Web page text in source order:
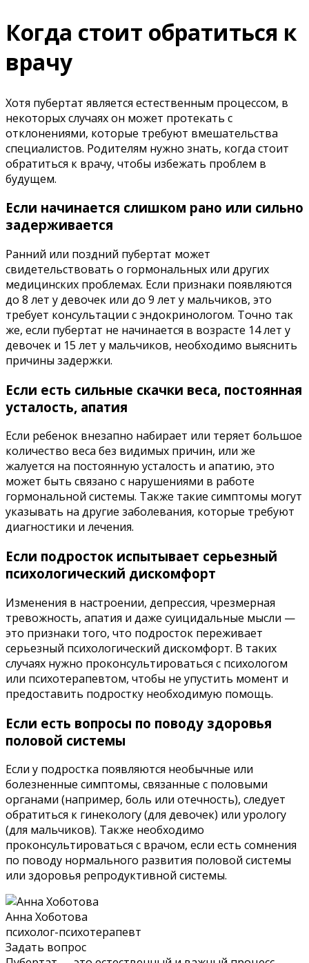
Когда стоит обратиться к
врачу
Хотя пубертат является естественным процессом, в
некоторых случаях он может протекать с
отклонениями, которые требуют вмешательства
специалистов. Родителям нужно знать, когда стоит
обратиться к врачу, чтобы избежать проблем в
будущем.
Если начинается слишком рано или сильно
задерживается
Ранний или поздний пубертат может
свидетельствовать о гормональных или других
медицинских проблемах. Если признаки появляются
до 8 лет у девочек или до 9 лет у мальчиков, это
требует консультации с эндокринологом. Точно так
же, если пубертат не начинается в возрасте 14 лет у
девочек и 15 лет у мальчиков, необходимо выяснить
причины задержки.
Если есть сильные скачки веса, постоянная
усталость, апатия
Если ребенок внезапно набирает или теряет большое
количество веса без видимых причин, или же
жалуется на постоянную усталость и апатию, это
может быть связано с нарушениями в работе
гормональной системы. Также такие симптомы могут
указывать на другие заболевания, которые требуют
диагностики и лечения.
Если подросток испытывает серьезный
психологический дискомфорт
Изменения в настроении, депрессия, чрезмерная
тревожность, апатия и даже суицидальные мысли —
это признаки того, что подросток переживает
серьезный психологический дискомфорт. В таких
случаях нужно проконсультироваться с психологом
или психотерапевтом, чтобы не упустить момент и
предоставить подростку необходимую помощь.
Если есть вопросы по поводу здоровья
половой системы
Если у подростка появляются необычные или
болезненные симптомы, связанные с половыми
органами (например, боль или отечность), следует
обратиться к гинекологу (для девочек) или урологу
(для мальчиков). Также необходимо
проконсультироваться с врачом, если есть сомнения
по поводу нормального развития половой системы
или здоровья репродуктивной системы.
Анна Хоботова
психолог-психотерапевт
Задать вопрос